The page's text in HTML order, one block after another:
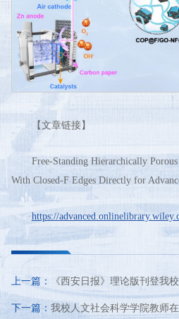
【文章链接】
Free-Standing Hierarchically
With Closed-F Edges Directly for
https://
上一篇： 《西安日报》理论版刊登我
下一篇： 我校人文社会科学学院教师